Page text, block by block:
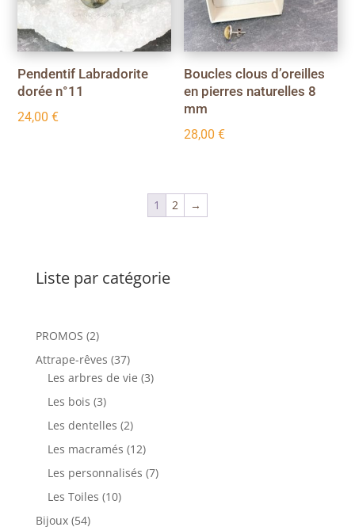
Pendentif Labradorite
dorée n°11
24,00€
Boucles clous d’oreilles
en pierres naturelles 8
mm
28,00€
1 2 →
Liste par catégorie
PROMOS 22
produits
Attrape-rêves 3737
produits
Les arbres de vie 33
Les bois 33
produits
Les dentelles 22
produits
Les macramés 1212
produits
Les personnalisés 77
Les Toiles 1010
Bijoux 5454